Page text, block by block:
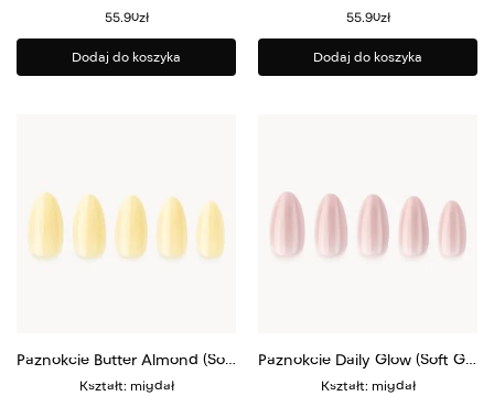
55.90zł
Dodaj do koszyka
55.90zł
Dodaj do koszyka
Paznokcie Butter Almond (Soft Gel)
Kształt: migdał
Paznokcie Daily Glow (Soft Gel)
Kształt: migdał